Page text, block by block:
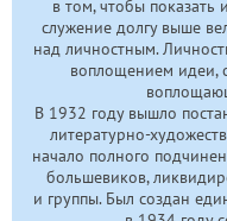
в том, чтобы показать
служение долгу выше
над личностным.
воплощением идеи,
В 1932 году вышло
литературно-
начало полного
большевиков,
и группы. Был создан